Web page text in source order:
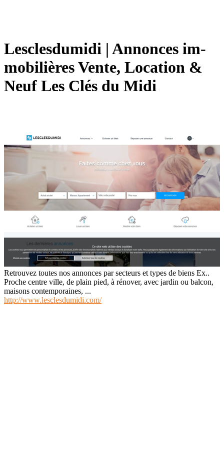
Lescles­dumi­di | Annonces im­
mobi­lières Vente, Location &
Neuf Les Clés du Midi
Retrouvez toutes nos annonces par secteurs et types de biens Ex..
Proche centre ville, de plain pied, à rénover, avec jardin ou balcon,
maisons contemporaines, ...
http://www.lesclesdumidi.com/